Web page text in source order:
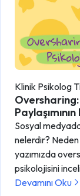
Klinik Psikolog
Oversharing:
Sosyal
nelerdir? Neden
yazımızda
psikolojisini
Devamını Oku